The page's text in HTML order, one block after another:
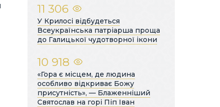
11 306
У Крилосі відбудеться
Всеукраїнська патріарша проща
до Галицької чудотворної ікони
10 918
«Гора є місцем, де людина
особливо відкриває Божу
присутність», — Блаженніший
Святослав на горі Піп Іван